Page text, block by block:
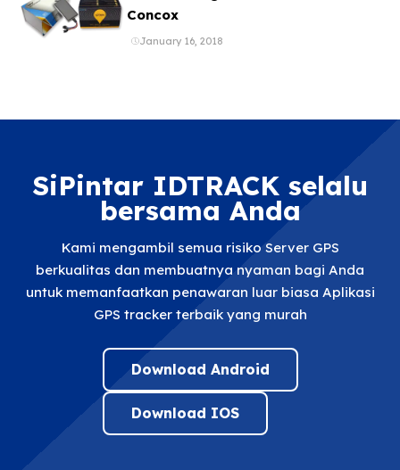
Concox
January 16, 2018
SiPintar IDTRACK selalu
bersama Anda
Kami mengambil semua risiko Server GPS
berkualitas dan membuatnya nyaman bagi Anda
untuk memanfaatkan penawaran luar biasa Aplikasi
GPS tracker terbaik yang murah
Download Android
Download IOS